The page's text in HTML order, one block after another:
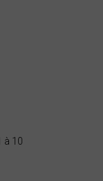
à 10